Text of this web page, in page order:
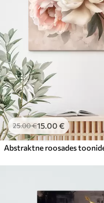
25.00€15.00 €